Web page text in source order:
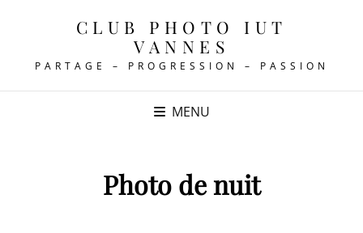
CLUB PHOTO IUT
VANNES
PARTAGE – PROGRESSION – PASSION
MENU
Photo de nuit